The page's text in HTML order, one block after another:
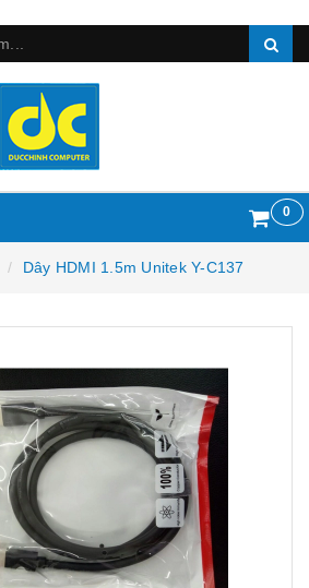
0
Dây HDMI 1.5m Unitek Y-C137